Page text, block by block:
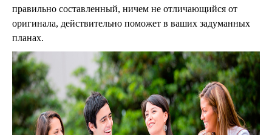
правильно составленный, ничем не отличающийся от
оригинала, действительно поможет в ваших задуманных
планах.